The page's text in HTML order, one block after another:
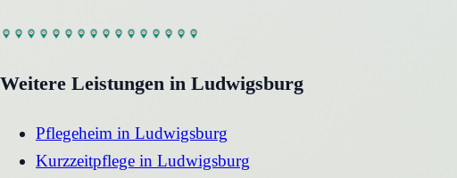
Weitere Leistungen in Ludwigsburg
Pflegeheim in Ludwigsburg
Kurzzeitpflege in Ludwigsburg